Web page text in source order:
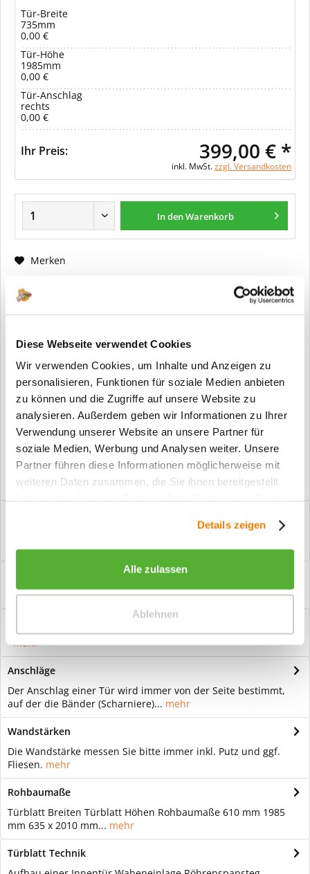
Diese Webseite verwendet Cookies
Wir verwenden Cookies, um Inhalte und Anzeigen zu
personalisieren, Funktionen für soziale Medien anbieten
zu können und die Zugriffe auf unsere Website zu
analysieren. Außerdem geben wir Informationen zu Ihrer
Verwendung unserer Website an unsere Partner für
soziale Medien, Werbung und Analysen weiter. Unsere
Partner führen diese Informationen möglicherweise mit
weiteren Daten zusammen, die Sie ihnen bereitgestellt
Details zeigen
Alle zulassen
Ablehnen
Tür-Breite
735mm
0,00 €
Tür-Höhe
1985mm
0,00 €
Tür-Anschlag
rechts
0,00 €
Ihr Preis: 399,00 € *
inkl. MwSt.zzgl. Versandkosten
In den Warenkorb
Merken
Artikel-Nr.:
ER0011
Konfiguration gefertigt. Daher ist er als
kundenspezifische Anfertigung vom
Widerruf / der Rückgabe
ausgeschlossen.
Vorteile
Kostenloser Versand ab € 2000,- Bestellwert
Versand mit eigener Spedition
Ganzglastür Motiv Agila klar Für eine zeitlose Optik: Das
Element Glas wirkt immer elegant...mehr
Bewertungen lesen, schreiben und diskutieren...mehr
mehr
Anschläge
Der Anschlag einer Tür wird immer von der Seite bestimmt,
auf der die Bänder (Scharniere)... mehr
Wandstärken
Die Wandstärke messen Sie bitte immer inkl. Putz und ggf.
Fliesen. mehr
Rohbaumaße
Türblatt Breiten Türblatt Höhen Rohbaumaße 610 mm 1985
mm 635 x 2010 mm... mehr
Türblatt Technik